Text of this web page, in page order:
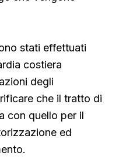
stati effettuati
costiera
degli
che il tratto di
con quello per il
ed